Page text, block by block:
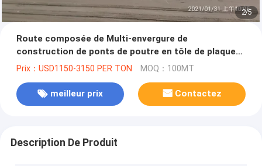
2/5
Route composée de Multi-envergure de
construction de ponts de poutre en tôle de plaque
d'acier
Prix：USD1150-3150 PER TON MOQ：100MT
meilleur prix Contactez
Description De Produit